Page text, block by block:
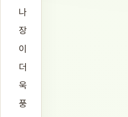
나
장
이
더
욱
풍